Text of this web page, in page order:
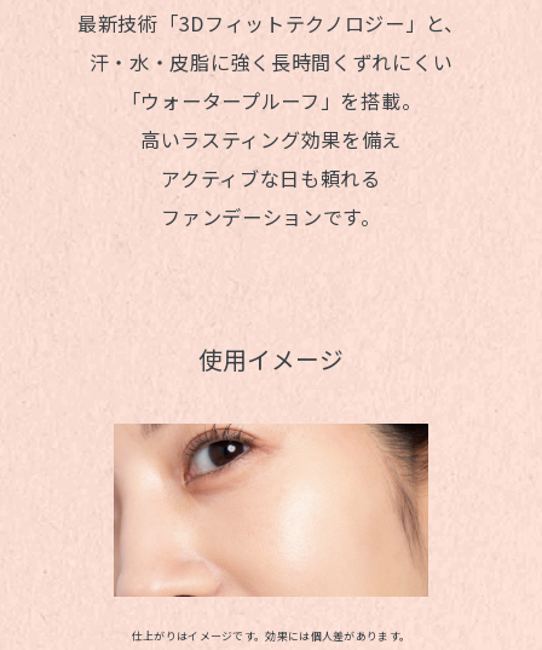
最新技術「3Dフィットテクノロジー」と、
汗・水・皮脂に強く長時間くずれにくい
「ウォータープルーフ」を搭載。
高いラスティング効果を備え
アクティブな日も頼れる
ファンデーションです。
使用イメージ
仕上がりはイメージです。効果には個人差があります。